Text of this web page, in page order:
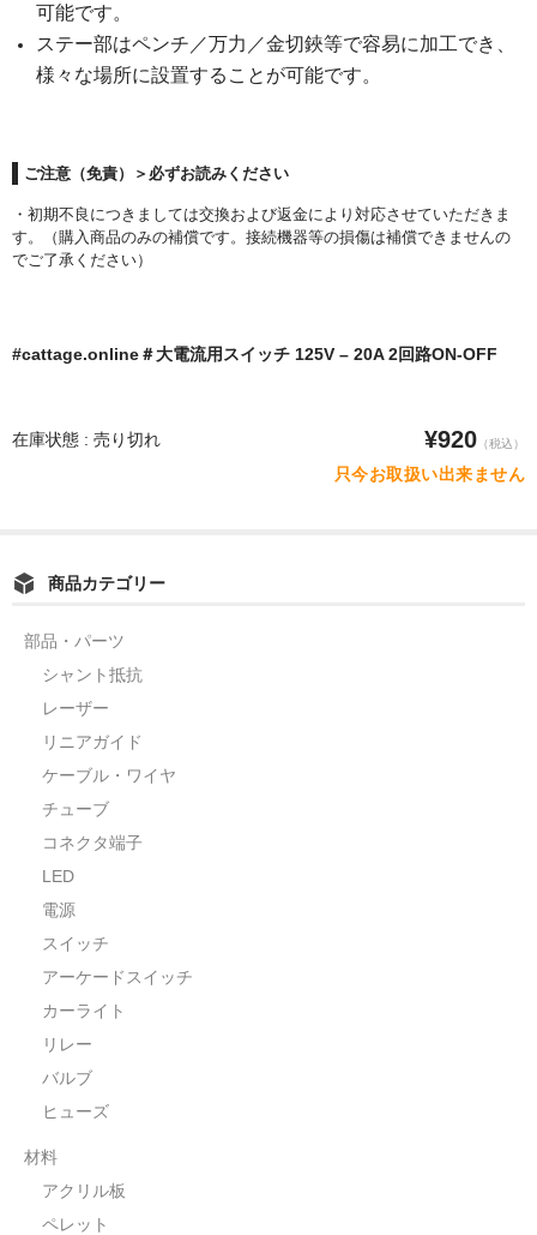
はんだ
ノギス・スライドカッター
工具
電流電圧計
フットスイッチ
車・バイク
生活雑貨
実験・電子工作
工芸・アート
大工・ガレージ
アウトレット品
まとめ売り
可能です。
ステー部はペンチ／万力／金切鋏等で容易に加工でき、
様々な場所に設置することが可能です。
ご注意（免責）＞必ずお読みください
・初期不良につきましては交換および返金により対応させていただきま
す。（購入商品のみの補償です。接続機器等の損傷は補償できませんの
でご了承ください）
#cattage.online＃大電流用スイッチ 125V – 20A 2回路ON-OFF
在庫状態 : 売り切れ ¥920 （税込）
只今お取扱い出来ません
商品カテゴリー
部品・パーツ
シャント抵抗
レーザー
リニアガイド
ケーブル・ワイヤ
チューブ
コネクタ端子
LED
電源
スイッチ
アーケードスイッチ
カーライト
リレー
バルブ
ヒューズ
材料
アクリル板
ペレット